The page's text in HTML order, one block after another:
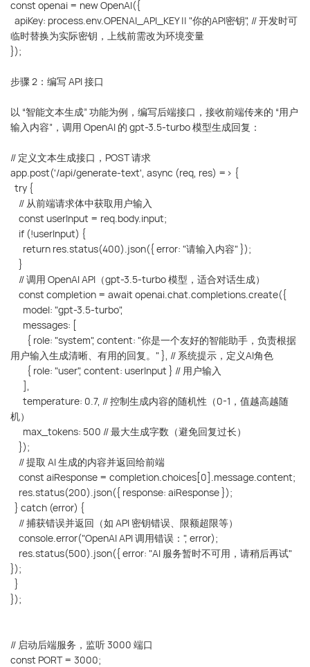
const openai = new OpenAI({
apiKey: process.env.OPENAI_API_KEY || "你的API密钥", // 开发时可
临时替换为实际密钥，上线前需改为环境变量
});
步骤 2：编写 API 接口
以 “智能文本生成” 功能为例，编写后端接口，接收前端传来的 “用户
输入内容”，调用 OpenAI 的 gpt-3.5-turbo 模型生成回复：
// 定义文本生成接口，POST 请求
app.post('/api/generate-text', async (req, res) => {
try {
// 从前端请求体中获取用户输入
const userInput = req.body.input;
if (!userInput) {
return res.status(400).json({ error: "请输入内容" });
}
// 调用 OpenAI API（gpt-3.5-turbo 模型，适合对话生成）
const completion = await openai.chat.completions.create({
model: "gpt-3.5-turbo",
messages: [
{ role: "system", content: "你是一个友好的智能助手，负责根据
用户输入生成清晰、有用的回复。" }, // 系统提示，定义AI角色
{ role: "user", content: userInput } // 用户输入
],
temperature: 0.7, // 控制生成内容的随机性（0-1，值越高越随
机）
max_tokens: 500 // 最大生成字数（避免回复过长）
});
// 提取 AI 生成的内容并返回给前端
const aiResponse = completion.choices[0].message.content;
res.status(200).json({ response: aiResponse });
} catch (error) {
// 捕获错误并返回（如 API 密钥错误、限额超限等）
console.error("OpenAI API 调用错误：", error);
res.status(500).json({ error: "AI 服务暂时不可用，请稍后再试"
});
}
});
// 启动后端服务，监听 3000 端口
const PORT = 3000;